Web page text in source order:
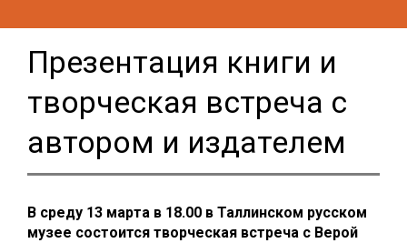
Презентация книги и
творческая встреча с
автором и издателем
В среду 13 марта в 18.00 в Таллинском русском
музее состоится творческая встреча с Верой